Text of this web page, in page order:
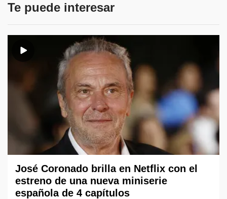
Te puede interesar
José Coronado brilla en Netflix con el
estreno de una nueva miniserie
española de 4 capítulos